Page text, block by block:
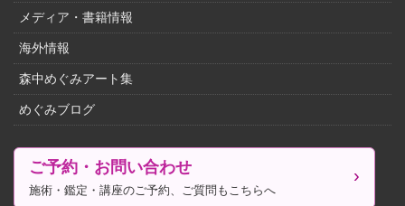
メディア・書籍情報
海外情報
森中めぐみアート集
めぐみブログ
ご予約・お問い合わせ
施術・鑑定・講座のご予約、ご質問もこちらへ